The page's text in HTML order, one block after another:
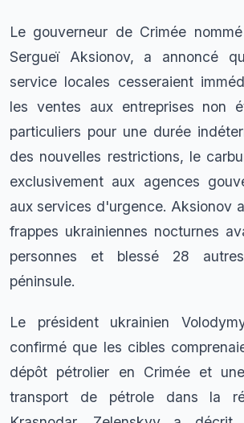
Le gouverneur de Crimée
Sergueï Aksionov, a annoncé
service locales cesseraient
les ventes aux entreprises non
particuliers pour une durée
des nouvelles restrictions, le
exclusivement aux agences
aux services d'urgence. Aksionov
frappes ukrainiennes nocturnes
personnes et blessé 28
péninsule.
Le président ukrainien
confirmé que les cibles
dépôt pétrolier en Crimée et
transport de pétrole dans la